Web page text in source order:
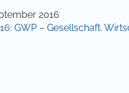
2016
GWP – Gesellschaft.